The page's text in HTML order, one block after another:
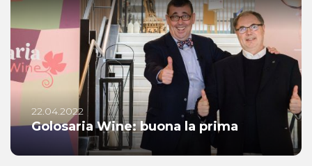
22.04.2022
Golosaria Wine: buona la prima